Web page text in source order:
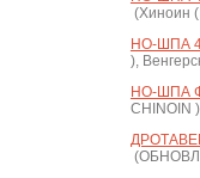
(Хиноин (
НО-ШПА
),
НО-ШПА
CHINOIN